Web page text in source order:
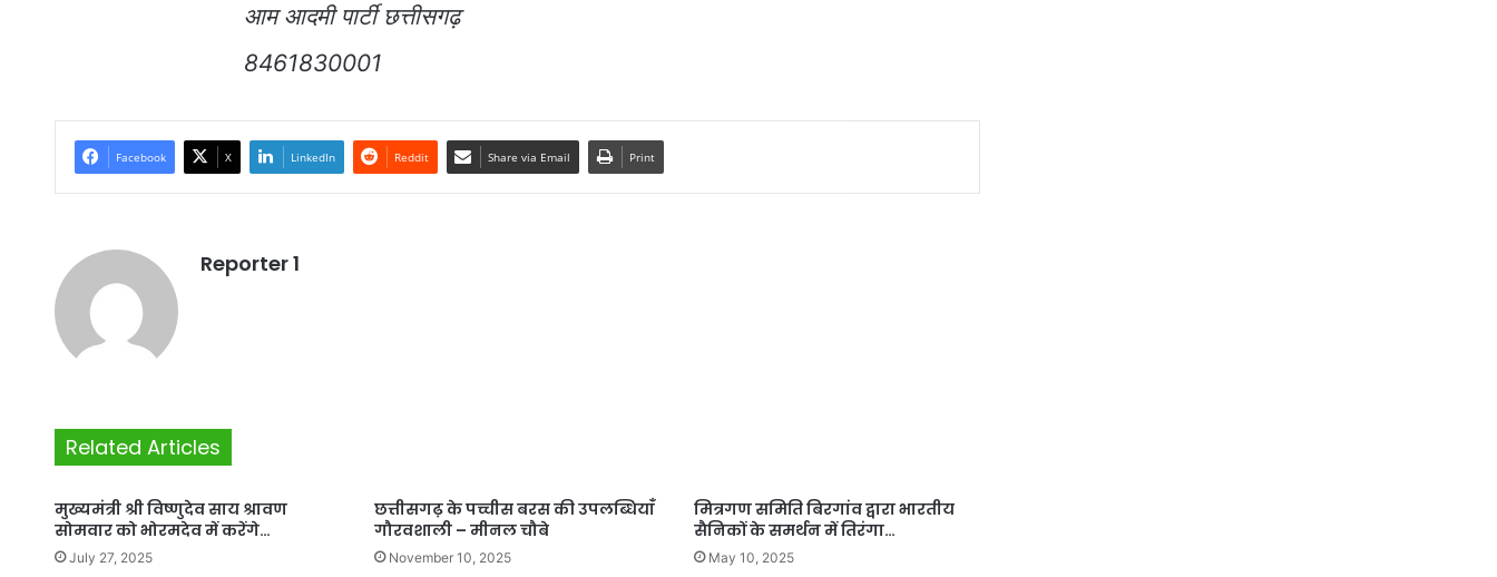
आम आदमी पार्टी छत्तीसगढ़
8461830001
Facebook X LinkedIn Reddit Share via Email Print
Reporter 1
Related Articles
मुख्यमंत्री श्री विष्णुदेव साय श्रावण
सोमवार को भोरमदेव में करेंगे…
July 27, 2025
छत्तीसगढ़ के पच्चीस बरस की उपलब्धियांँ
गौरवशाली – मीनल चौबे
November 10, 2025
मित्रगण समिति बिरगांव द्वारा भारतीय
सैनिकों के समर्थन में तिरंगा…
May 10, 2025